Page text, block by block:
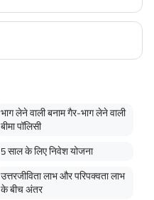
भाग लेने वाली बनाम गैर-भाग लेने वाली
बीमा पॉलिसी
5 साल के लिए निवेश योजना
उत्तरजीविता लाभ और परिपक्वता लाभ
के बीच अंतर